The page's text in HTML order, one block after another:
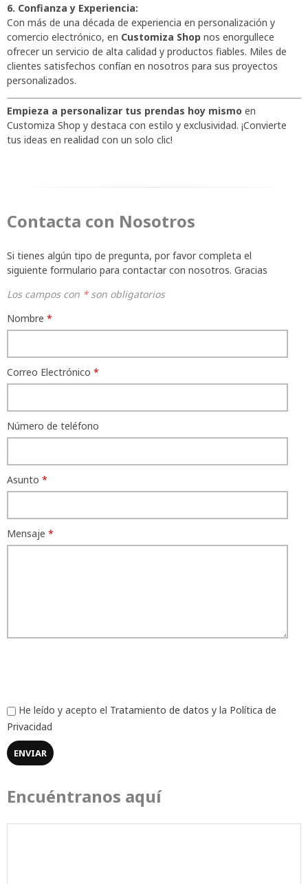
6. Confianza y Experiencia:
Con más de una década de experiencia en personalización y
comercio electrónico, en Customiza Shop nos enorgullece
ofrecer un servicio de alta calidad y productos fiables. Miles de
clientes satisfechos confían en nosotros para sus proyectos
personalizados.
Empieza a personalizar tus prendas hoy mismo en
Customiza Shop y destaca con estilo y exclusividad. ¡Convierte
tus ideas en realidad con un solo clic!
Contacta con Nosotros
Si tienes algún tipo de pregunta, por favor completa el
siguiente formulario para contactar con nosotros. Gracias
Los campos con *son obligatorios
Nombre *
Correo Electrónico *
Número de teléfono
Asunto *
Mensaje *
He leído y acepto el Tratamiento de datos y la Política de
Privacidad
Encuéntranos aquí